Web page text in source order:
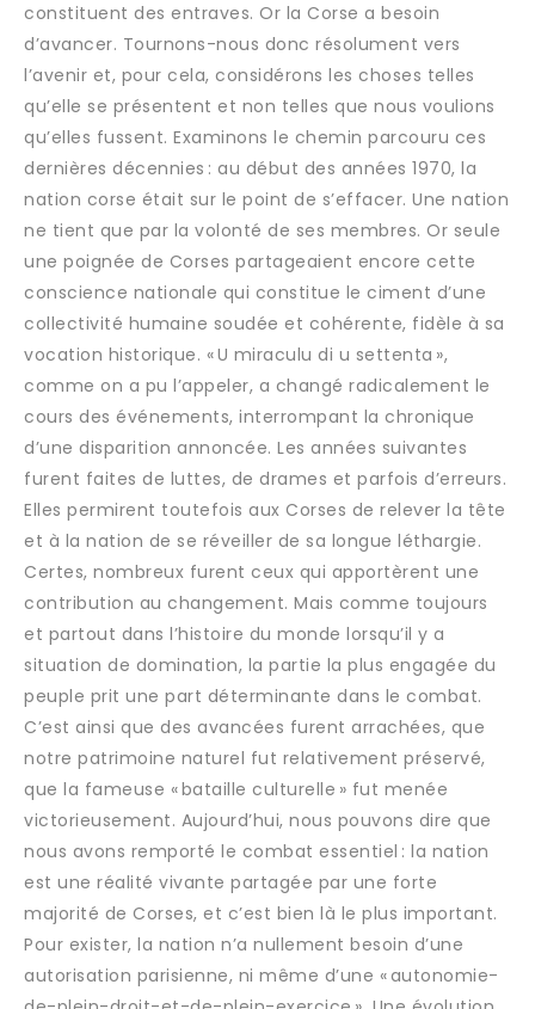
constituent des entraves. Or la Corse a besoin
d’avancer. Tournons-nous donc résolument vers
l’avenir et, pour cela, considérons les choses telles
qu’elle se présentent et non telles que nous voulions
qu’elles fussent. Examinons le chemin parcouru ces
dernières décennies : au début des années 1970, la
nation corse était sur le point de s’effacer. Une nation
ne tient que par la volonté de ses membres. Or seule
une poignée de Corses partageaient encore cette
conscience nationale qui constitue le ciment d’une
collectivité humaine soudée et cohérente, fidèle à sa
vocation historique. « U miraculu di u settenta »,
comme on a pu l’appeler, a changé radicalement le
cours des événements, interrompant la chronique
d’une disparition annoncée. Les années suivantes
furent faites de luttes, de drames et parfois d’erreurs.
Elles permirent toutefois aux Corses de relever la tête
et à la nation de se réveiller de sa longue léthargie.
Certes, nombreux furent ceux qui apportèrent une
contribution au changement. Mais comme toujours
et partout dans l’histoire du monde lorsqu’il y a
situation de domination, la partie la plus engagée du
peuple prit une part déterminante dans le combat.
C’est ainsi que des avancées furent arrachées, que
notre patrimoine naturel fut relativement préservé,
que la fameuse « bataille culturelle » fut menée
victorieusement. Aujourd’hui, nous pouvons dire que
nous avons remporté le combat essentiel : la nation
est une réalité vivante partagée par une forte
majorité de Corses, et c’est bien là le plus important.
Pour exister, la nation n’a nullement besoin d’une
autorisation parisienne, ni même d’une « autonomie-